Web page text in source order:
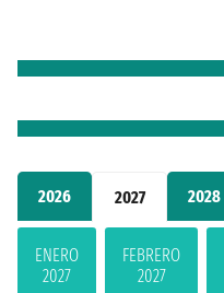
2026 2027 2028
ENERO
2027
FEBRERO
2027